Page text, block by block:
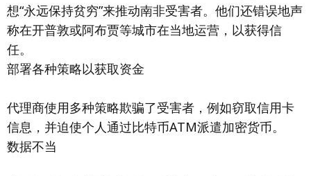
想“永远保持贫穷”来推动南非受害者。他们还错误地声
称在开普敦或阿布贾等城市在当地运营，以获得信
任。
部署各种策略以获取资金
代理商使用多种策略欺骗了受害者，例如窃取信用卡
信息，并迫使个人通过比特币ATM派遣加密货币。
数据不当